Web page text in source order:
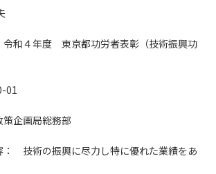
和４年度 東京都功労者表彰（技術振興功
01
企画局総務部
： 技術の振興に尽力し特に優れた業績をあ